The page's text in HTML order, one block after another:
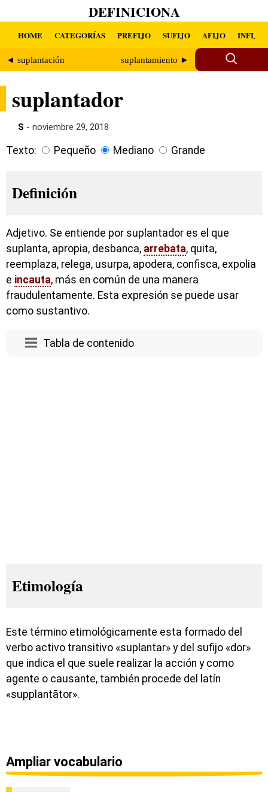
DEFINICIONA
HOME CATEGORÍAS PREFIJO SUFIJO AFIJO INFIJO
◄ suplantación suplantamiento ►
suplantador
S - noviembre 29, 2018
Texto: Pequeño Mediano Grande
Definición
Adjetivo. Se entiende por suplantador es el que
suplanta, apropia, desbanca, arrebata, quita,
reemplaza, relega, usurpa, apodera, confisca, expolia
e incauta, más en común de una manera
fraudulentamente. Esta expresión se puede usar
como sustantivo.
Tabla de contenido
Etimología
Este término etimológicamente esta formado del
verbo activo transitivo «suplantar» y del sufijo «dor»
que indica el que suele realizar la acción y como
agente o causante, también procede del latín
«supplantātor».
Ampliar vocabulario